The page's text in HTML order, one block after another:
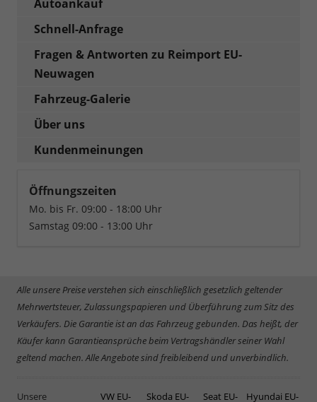
Autoankauf
Schnell-Anfrage
Fragen & Antworten zu Reimport EU-
Neuwagen
Fahrzeug-Galerie
Über uns
Kundenmeinungen
Öffnungszeiten
Mo. bis Fr. 09:00 - 18:00 Uhr
Samstag 09:00 - 13:00 Uhr
Alle unsere Preise verstehen sich einschließlich gesetzlich geltender
Mehrwertsteuer, Zulassungspapieren und Überführung zum Sitz des
Verkäufers. Die Garantie ist an das Fahrzeug gebunden. Das heißt, der
Käufer kann Garantieansprüche beim Vertragshändler seiner Wahl
geltend machen. Alle Angebote sind freibleibend und unverbindlich.
Unsere VW EU- Skoda EU- Seat EU- Hyundai EU-